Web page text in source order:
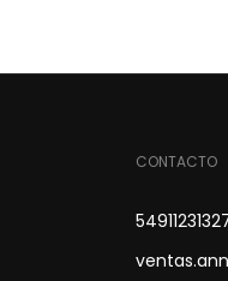
CONTACTO